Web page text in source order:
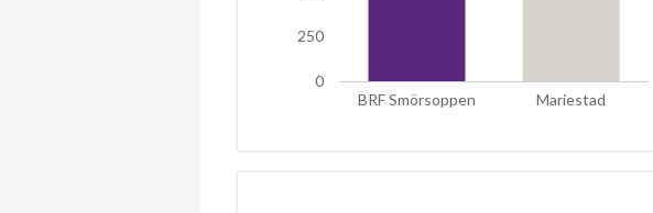
BRF Smörsoppen Mariestad
0
250